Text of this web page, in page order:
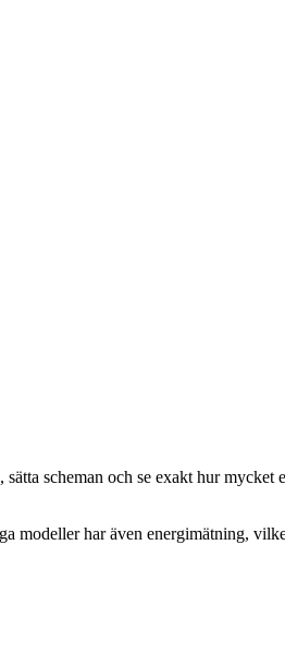
scheman och se exakt hur mycket
modeller har även energimätning,